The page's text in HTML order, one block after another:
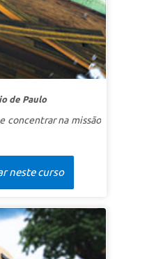
PARA JESUS.
outros para Cristo.
Deus! O reino dos
3:2b (CEV)
de Jesus e menos de
REINO
de Jesus, posso ser
de Paulo
concentrar na missão
neste curso